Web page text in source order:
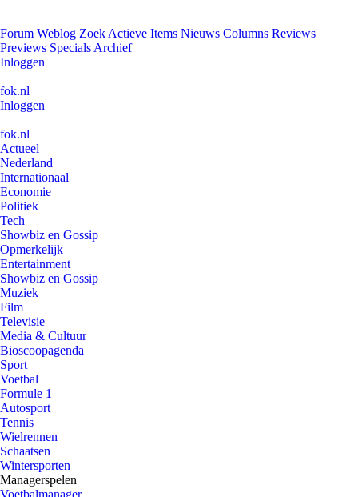
Forum Weblog Zoek Actieve Items Nieuws Columns Reviews
Previews Specials Archief
Inloggen
fok.nl
Inloggen
fok.nl
Actueel
Nederland
Internationaal
Economie
Politiek
Tech
Showbiz en Gossip
Opmerkelijk
Entertainment
Showbiz en Gossip
Muziek
Film
Televisie
Media & Cultuur
Bioscoopagenda
Sport
Voetbal
Formule 1
Autosport
Tennis
Wielrennen
Schaatsen
Wintersporten
Managerspelen
Voetbalmanager